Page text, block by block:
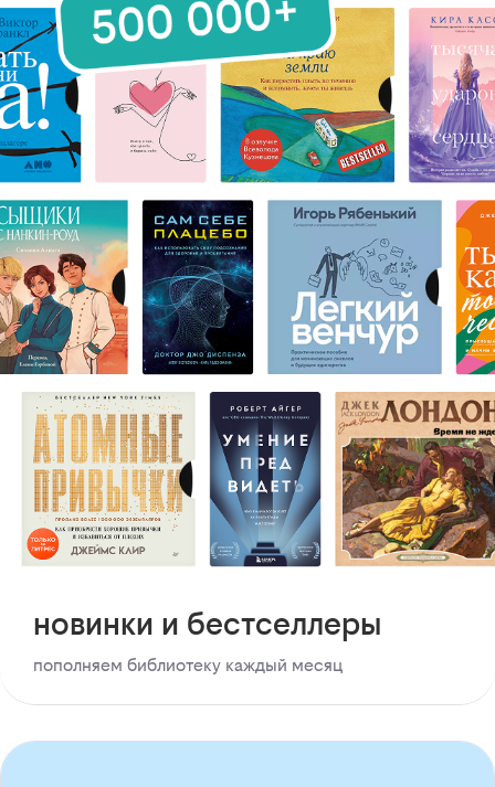
новинки и бестселлеры
пополняем библиотеку каждый месяц